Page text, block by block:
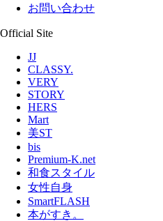
お問い合わせ
Official Site
JJ
CLASSY.
VERY
STORY
HERS
Mart
美ST
bis
Premium-K.net
和食スタイル
女性自身
SmartFLASH
本がすき。